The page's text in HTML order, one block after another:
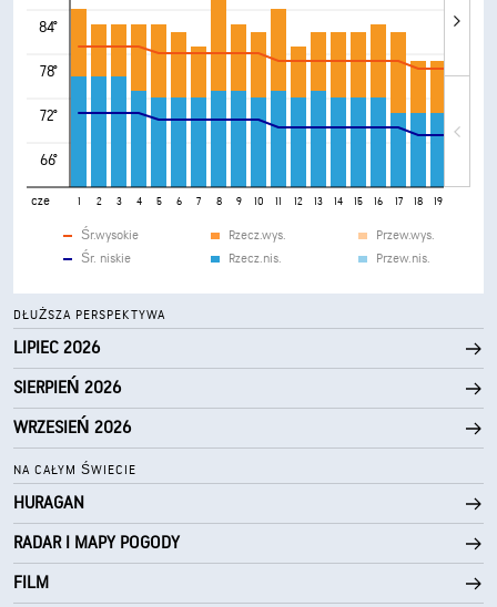
84°
78°
72°
66°
cze 1 2 3 4 5 6 7 8 9 10 11 12 13 14 15 16 17 18 19
Śr.wysokie
Śr. niskie
Rzecz.wys.
Rzecz.nis.
Przew.wys.
Przew.nis.
DŁUŻSZA PERSPEKTYWA
LIPIEC 2026
SIERPIEŃ 2026
WRZESIEŃ 2026
NA CAŁYM ŚWIECIE
HURAGAN
RADAR I MAPY POGODY
FILM